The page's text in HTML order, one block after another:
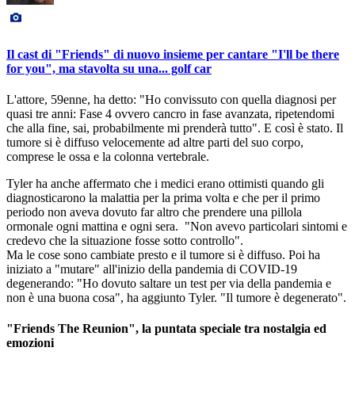
Il cast di "Friends" di nuovo insieme per cantare "I'll be there
for you", ma stavolta su una... golf car
L'attore, 59enne, ha detto: "Ho convissuto con quella diagnosi per
quasi tre anni: Fase 4 ovvero cancro in fase avanzata, ripetendomi
che alla fine, sai, probabilmente mi prenderà tutto". E così è stato. Il
tumore si è diffuso velocemente ad altre parti del suo corpo,
comprese le ossa e la colonna vertebrale.
Tyler ha anche affermato che i medici erano ottimisti quando gli
diagnosticarono la malattia per la prima volta e che per il primo
periodo non aveva dovuto far altro che prendere una pillola
ormonale ogni mattina e ogni sera. "Non avevo particolari sintomi e
credevo che la situazione fosse sotto controllo".
Ma le cose sono cambiate presto e il tumore si è diffuso. Poi ha
iniziato a "mutare" all'inizio della pandemia di COVID-19
degenerando: "Ho dovuto saltare un test per via della pandemia e
non è una buona cosa", ha aggiunto Tyler. "Il tumore è degenerato".
"Friends The Reunion", la puntata speciale tra nostalgia ed
emozioni